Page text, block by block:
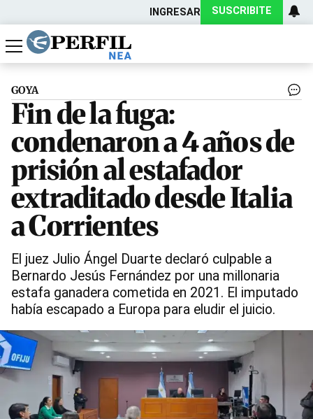
INGRESAR SUSCRIBITE
Política
Economía
Actualidad
GOYA
Fin de la fuga:
condenaron a 4 años de
prisión al estafador
extraditado desde Italia
a Corrientes
El juez Julio Ángel Duarte declaró culpable a
Bernardo Jesús Fernández por una millonaria
estafa ganadera cometida en 2021. El imputado
había escapado a Europa para eludir el juicio.